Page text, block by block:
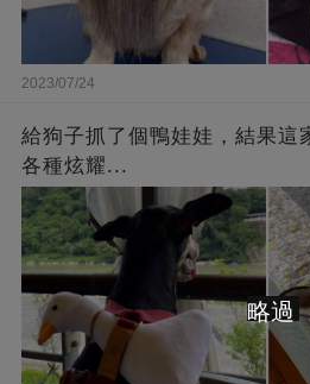
2023/07/24
給狗子抓了個鴨娃娃，結果這
各種炫耀...
略過